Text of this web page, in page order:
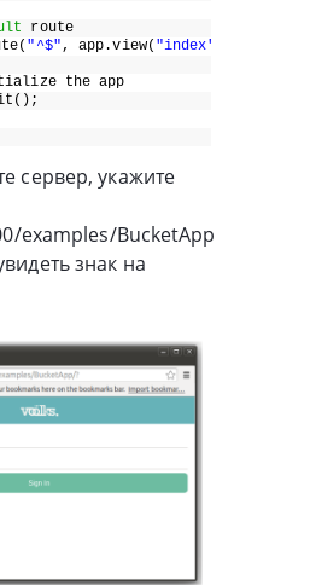
route
"^$", app.view( "index"
the app
сервер, укажите
examples/BucketApp
знак на